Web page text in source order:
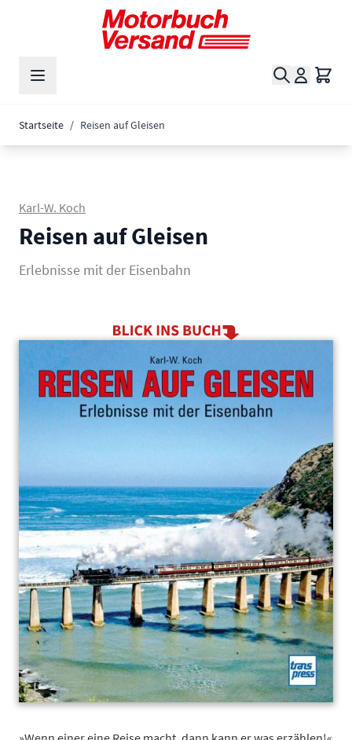
Zum Inhalt springen
Suche
Startseite / Reisen auf Gleisen
Karl-W. Koch
Reisen auf Gleisen
Erlebnisse mit der Eisenbahn
Click to view image in fullscreen